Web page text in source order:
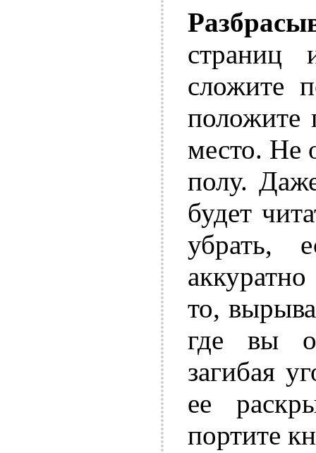
страниц
сложите
положите
место. Не
полу.
будет
убрать,
то,
где вы
загибая
ее
портите